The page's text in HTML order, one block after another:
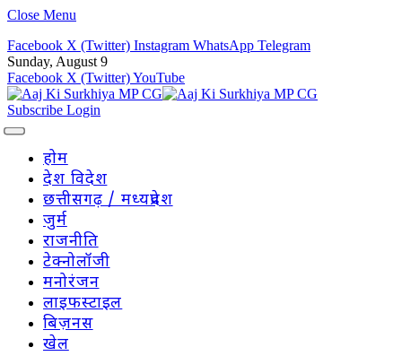
Close Menu
Facebook X (Twitter) Instagram WhatsApp Telegram
Sunday, August 9
Facebook X (Twitter)YouTube
Subscribe Login
होम
देश विदेश
छत्तीसगढ़ / मध्यप्रदेश
जुर्म
राजनीति
टेक्नोलॉजी
मनोरंजन
लाइफस्टाइल
बिज़नस
खेल